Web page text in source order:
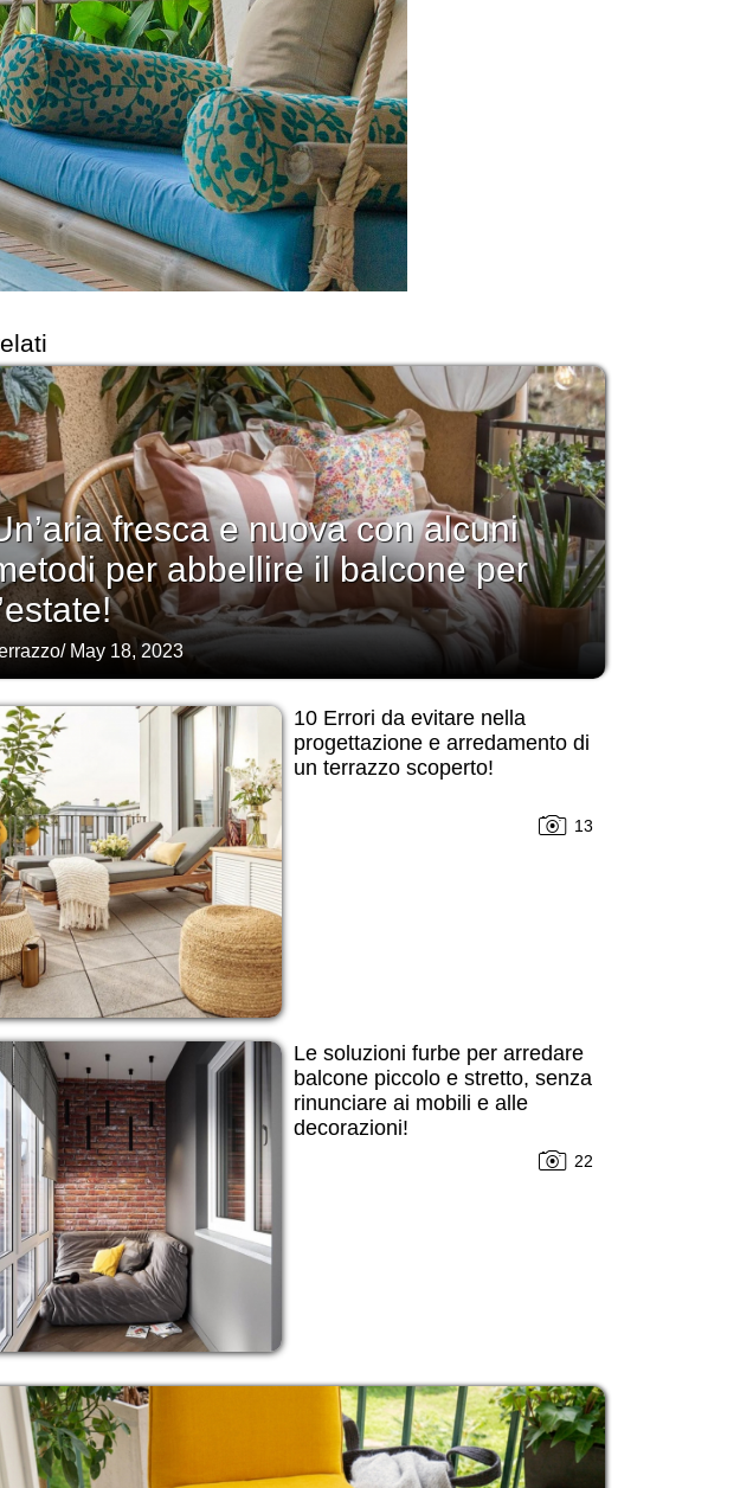
fresca e nuova con alcuni
per abbellire il balcone per
/ May 18, 2023
10 Errori da evitare nella
progettazione e arredamento di
un terrazzo scoperto!
13
Le soluzioni furbe per arredare
balcone piccolo e stretto, senza
rinunciare ai mobili e alle
decorazioni!
22